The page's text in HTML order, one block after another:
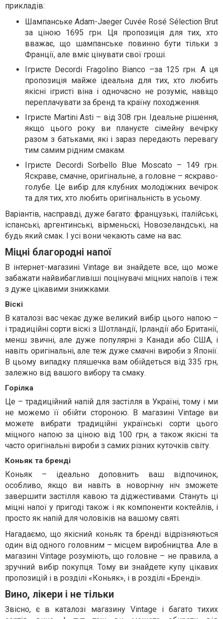
прикладів:
Шампанське Adam-Jaeger Cuvée Rosé Sélection Brut
за ціною 1695 грн. Ця пропозиція для тих, хто
вважає, що шампанське повинно бути тільки з
Франції, але вміє цінувати свої гроші.
Ігристе Decordi Fragolino Bianco –за 125 грн. А ця
пропозиція майже ідеальна для тих, хто любить
якісні ігристі віна і одночасно не розуміє, навіщо
переплачувати за бренд та країну походження.
Ігристе Martini Asti – від 308 грн. Ідеальне рішення,
якщо цього року ви плануєте сімейну вечірку
разом з батьками, які і зараз передають перевагу
тим самим рідним смакам.
Ігристе Decordi Sorbello Blue Moscato – 149 грн.
Яскраве, смачне, оригінальне, а головне – яскраво-
голубе. Це вибір для клубних молодіжних вечірок
та для тих, хто любить оригінальність в усьому.
Варіантів, насправді, дуже багато: французькі, італійські,
іспанські, аргентинські, вірменьскі, Новозеландські, на
будь який смак. І усі вони чекають саме на вас.
Міцні благородні напої
В інтернет-магазині Vintage ви знайдете все, що може
забажати найвибагливіші поцінувачі міцних напоїв і теж
з дуже цікавими знижками.
Віскі
В каталозі вас чекає дуже великий вибір цього напою –
і традиційні сорти віскі з Шотландії, Ірландії або Британії,
менш звичні, але дуже популярні з Канади або США, і
навіть оригінальні, але теж дуже смачні вироби з Японії.
В цьому випадку пляшечка вам обійдеться від 335 грн,
залежно від вашого вибору та смаку.
Горілка
Це – традиційний напій для застілля в Україні, тому і ми
не можемо її обійти стороною. В магазині Vintage ви
можете вибрати традиційні українські сорти цього
міцного напою за ціною від 100 грн, а також якісні та
часто оригінальні вироби з самих різних куточків світу.
Коньяк та бренді
Коньяк – ідеально доповнить ваш відпочинок,
особливо, якщо ви навіть в новорічну ніч зможете
завершити застілля кавою та діджестивами. Стануть ці
міцні напої у пригоді також і як компоненти коктейлів, і
просто як напій для чоловіків на вашому святі.
Нагадаємо, що якісний коньяк та бренді відрізняються
один від одного головним – місцем виробництва. Але в
магазині Vintage розуміють, що головне – не правила, а
зручний вибір покупця. Тому ви знайдете купу цікавих
пропозицій і в розділі «Коньяк», і в розділі «Бренді».
Вино, лікери і не тільки
Звісно, є в каталозі магазину Vintage і багато тихих